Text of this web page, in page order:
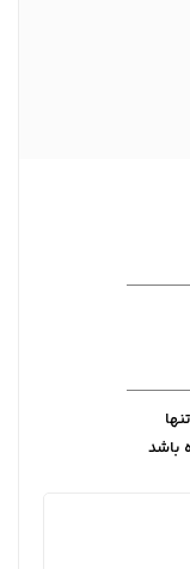
باشد